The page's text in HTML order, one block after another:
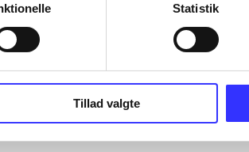
Statistik
Tillad valgte